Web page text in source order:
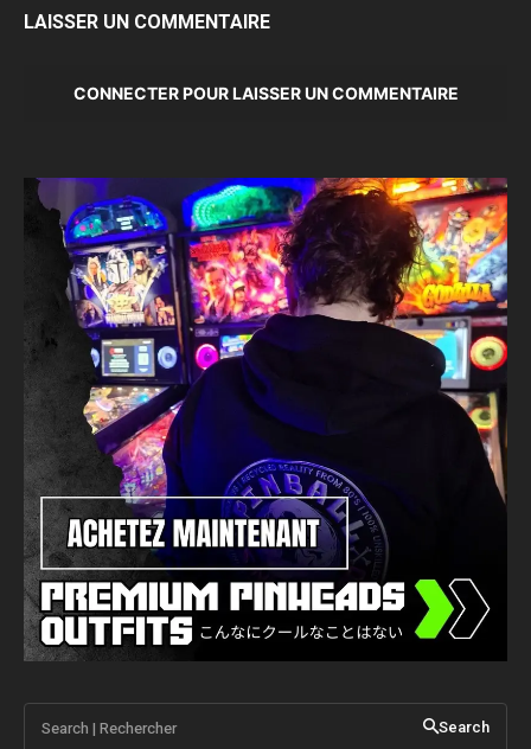
LAISSER UN COMMENTAIRE
CONNECTER POUR LAISSER UN COMMENTAIRE
Search | Rechercher Search